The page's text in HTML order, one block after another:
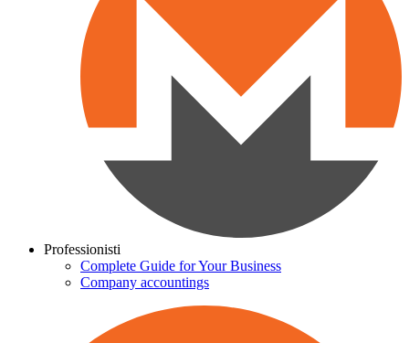
Professionisti
Complete Guide for Your Business
Company accountings